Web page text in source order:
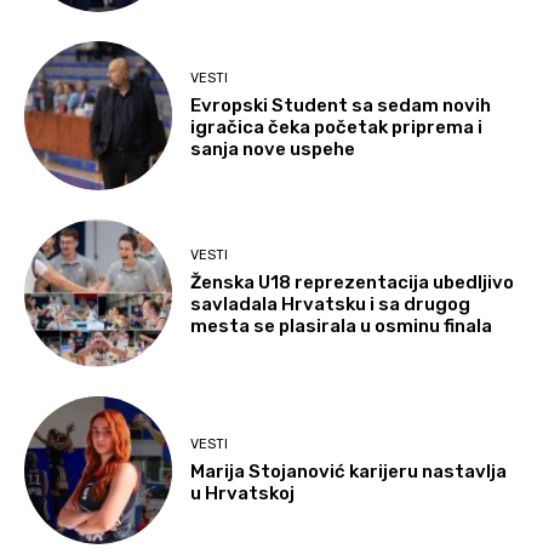
VESTI
Evropski Student sa sedam novih
igračica čeka početak priprema i
sanja nove uspehe
VESTI
Ženska U18 reprezentacija ubedljivo
savladala Hrvatsku i sa drugog
mesta se plasirala u osminu finala
VESTI
Marija Stojanović karijeru nastavlja
u Hrvatskoj